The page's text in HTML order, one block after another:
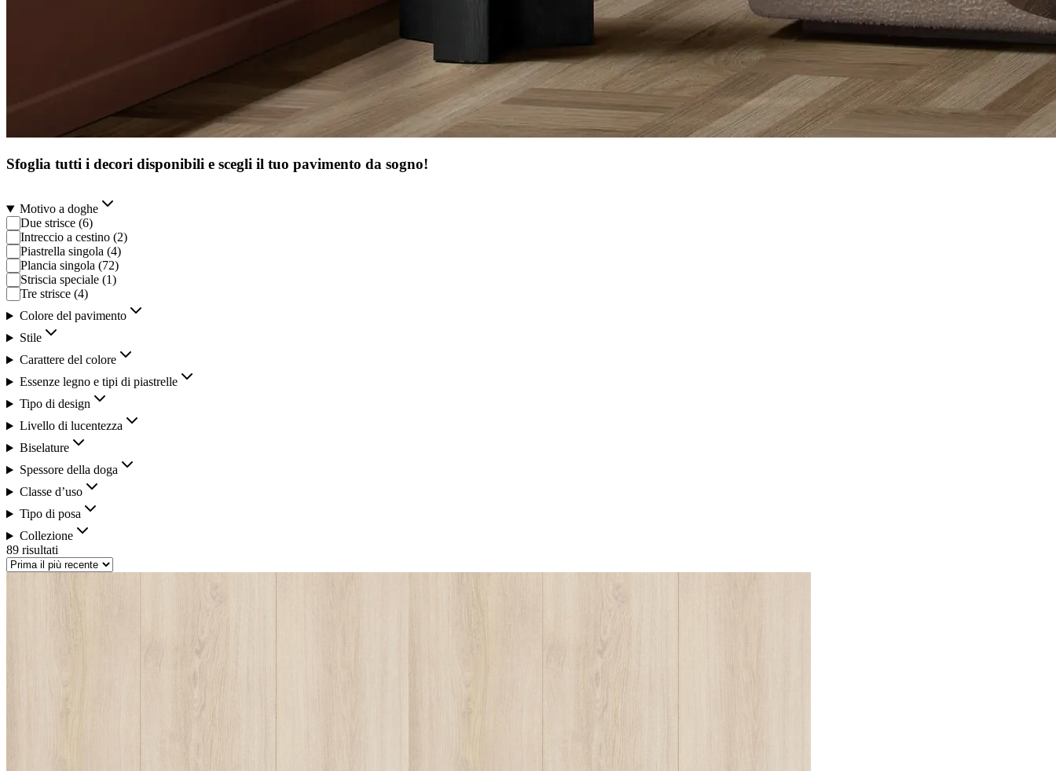
Sfoglia tutti i decori disponibili e scegli il tuo pavimento da sogno!
Motivo a doghe
Due strisce (6)
Intreccio a cestino (2)
Piastrella singola (4)
Plancia singola (72)
Striscia speciale (1)
Tre strisce (4)
Colore del pavimento
Stile
Carattere del colore
Essenze legno e tipi di piastrelle
Tipo di design
Livello di lucentezza
Biselature
Spessore della doga
Classe d’uso
Tipo di posa
Collezione
89 risultati